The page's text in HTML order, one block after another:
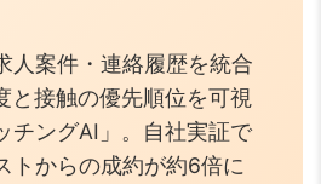
人案件・連絡履歴を統合
と接触の優先順位を可視
チングAI」。自社実証で
トからの成約が約6倍に